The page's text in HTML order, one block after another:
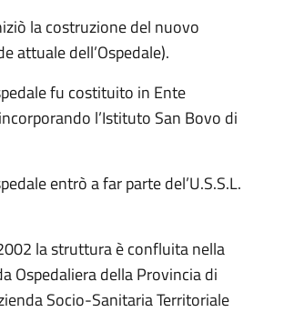
la costruzione del nuovo
attuale dell’Ospedale).
fu costituito in Ente
l’Istituto San Bovo di
entrò a far parte del’U.S.S.L.
la struttura è confluita nella
Ospedaliera della Provincia di
Socio-Sanitaria Territoriale